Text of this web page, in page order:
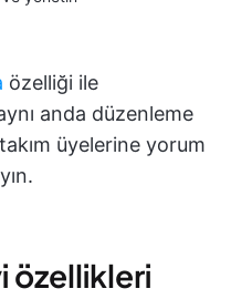
özelliği ile
anda düzenleme
üyelerine yorum
özellikleri